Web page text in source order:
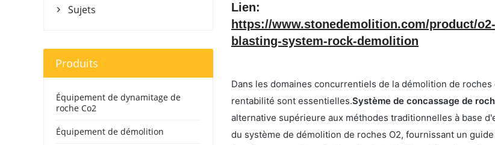
Lien:
https://www.stonedemolition.com/product/
blasting-system-rock-demolition
Dans les domaines concurrentiels de la démolition de
rentabilité sont essentielles.Système de concassage de
alternative supérieure aux méthodes traditionnelles à base
du système de démolition de roches O2, fournissant un
 Sujets
Produits
Équipement de dynamitage de
roche Co2
Équipement de démolition